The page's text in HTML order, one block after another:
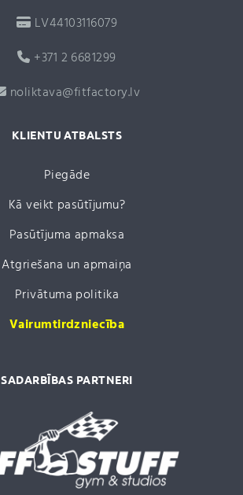
LV44103116079
+371 2 6681299
noliktava@fitfactory.lv
KLIENTU ATBALSTS
Piegāde
Kā veikt pasūtījumu?
Pasūtījuma apmaksa
Atgriešana un apmaiņa
Privātuma politika
Vairumtirdzniecība
SADARBĪBAS PARTNERI